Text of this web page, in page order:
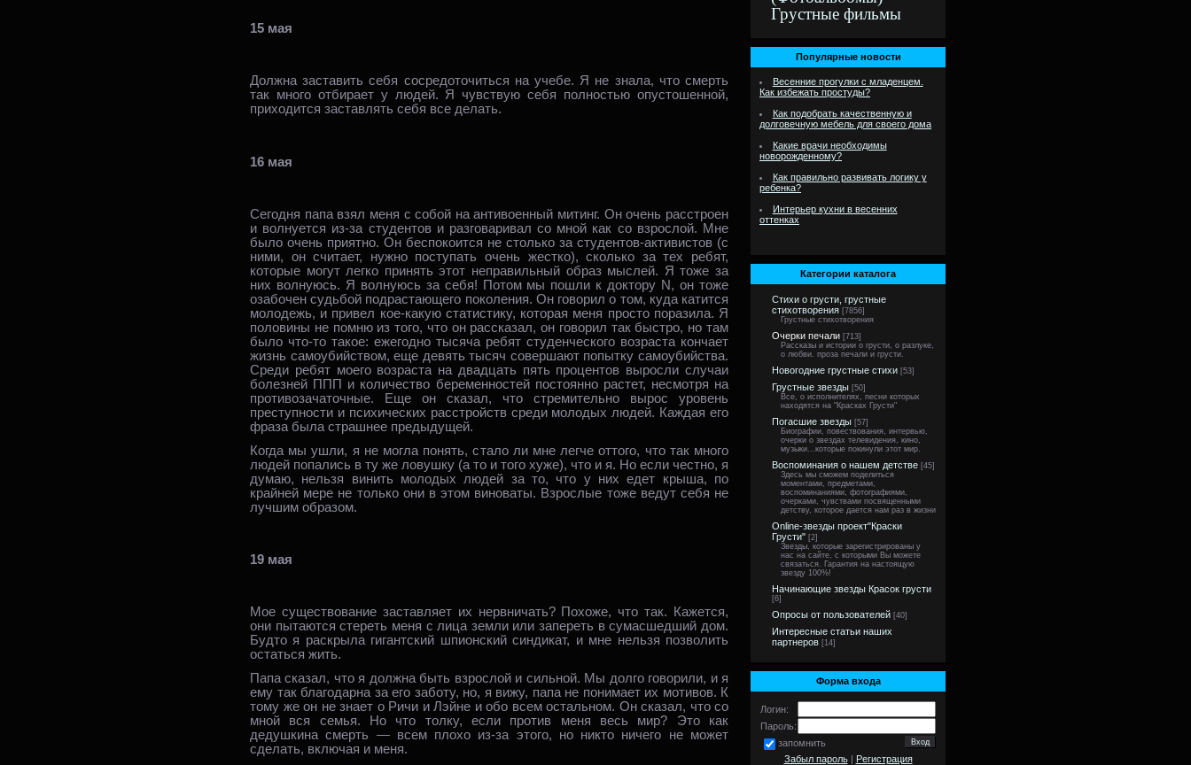
15 мая
Должна заставить себя сосредоточиться на учебе. Я не знала, что смерть
так много отбирает у людей. Я чувствую себя полностью опустошенной,
приходится заставлять себя все делать.
16 мая
Сегодня папа взял меня с собой на антивоенный митинг. Он очень расстроен
и волнуется из‑за студентов и разговаривал со мной как со взрослой. Мне
было очень приятно. Он беспокоится не столько за студентов‑активистов (с
ними, он считает, нужно поступать очень жестко), сколько за тех ребят,
которые могут легко принять этот неправильный образ мыслей. Я тоже за
них волнуюсь. Я волнуюсь за себя! Потом мы пошли к доктору N, он тоже
озабочен судьбой подрастающего поколения. Он говорил о том, куда катится
молодежь, и привел кое‑какую статистику, которая меня просто поразила. Я
половины не помню из того, что он рассказал, он говорил так быстро, но там
было что‑то такое: ежегодно тысяча ребят студенческого возраста кончает
жизнь самоубийством, еще девять тысяч совершают попытку самоубийства.
Среди ребят моего возраста на двадцать пять процентов выросли случаи
болезней ППП и количество беременностей постоянно растет, несмотря на
противозачаточные. Еще он сказал, что стремительно вырос уровень
преступности и психических расстройств среди молодых людей. Каждая его
фраза была страшнее предыдущей.
Когда мы ушли, я не могла понять, стало ли мне легче оттого, что так много
людей попались в ту же ловушку (а то и того хуже), что и я. Но если честно, я
думаю, нельзя винить молодых людей за то, что у них едет крыша, по
крайней мере не только они в этом виноваты. Взрослые тоже ведут себя не
лучшим образом.
19 мая
Мое существование заставляет их нервничать? Похоже, что так. Кажется,
они пытаются стереть меня с лица земли или запереть в сумасшедший дом.
Будто я раскрыла гигантский шпионский синдикат, и мне нельзя позволить
остаться жить.
Папа сказал, что я должна быть взрослой и сильной. Мы долго говорили, и я
ему так благодарна за его заботу, но, я вижу, папа не понимает их мотивов. К
тому же он не знает о Ричи и Лэйне и обо всем остальном. Он сказал, что со
мной вся семья. Но что толку, если против меня весь мир? Это как
дедушкина смерть — всем плохо из‑за этого, но никто ничего не может
сделать, включая и меня.
Грустные фильмы
Популярные новости
Весенние прогулки с младенцем.
Как избежать простуды?
Как подобрать качественную и
долговечную мебель для своего дома
Какие врачи необходимы
новорожденному?
Как правильно развивать логику у
ребенка?
Интерьер кухни в весенних
оттенках
Категории каталога
Стихи о грусти, грустные
стихотворения [7856]
Грустные стихотворения
Очерки печали [713]
Рассказы и истории о грусти, о разлуке,
о любви. проза печали и грусти.
Новогодние грустные стихи [53]
Грустные звезды [50]
Все, о исполнителях, песни которых
находятся на "Красках Грусти"
Погасшие звезды [57]
Биографии, повествования, интервью,
очерки о звездах телевидения, кино,
музыки...которые покинули этот мир.
Воспоминания о нашем детстве [45]
Здесь мы сможем поделиться
моментами, предметами,
воспоминаниями, фотографиями,
очерками, чувствами посвященными
детству, которое дается нам раз в жизни
Online-звезды проект"Краски
Грусти" [2]
Звезды, которые зарегистрированы у
нас на сайте, с которыми Вы можете
связаться. Гарантия на настоящую
звезду 100%!
Начинающие звезды Красок грусти
[6]
Опросы от пользователей [40]
Интересные статьи наших
партнеров [14]
Форма входа
Логин:
Пароль:
запомнить
Забыл пароль| Регистрация